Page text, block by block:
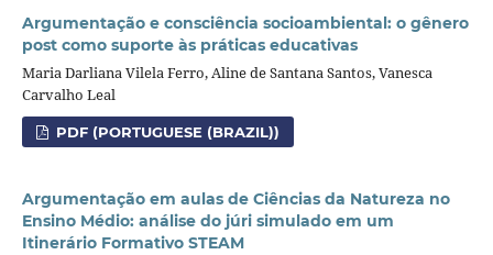
Argumentação e consciência socioambiental: o gênero
post como suporte às práticas educativas
Maria Darliana Vilela Ferro, Aline de Santana Santos, Vanesca
Carvalho Leal
PDF (PORTUGUESE (BRAZIL))
Argumentação em aulas de Ciências da Natureza no
Ensino Médio: análise do júri simulado em um
Itinerário Formativo STEAM